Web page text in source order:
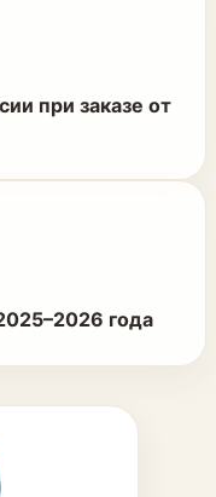
при заказе от
года